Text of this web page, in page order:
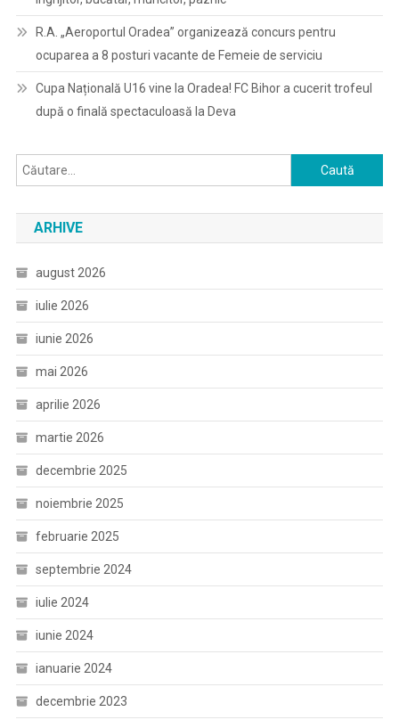
R.A. „Aeroportul Oradea” organizează concurs pentru
ocuparea a 8 posturi vacante de Femeie de serviciu
Cupa Națională U16 vine la Oradea! FC Bihor a cucerit trofeul
după o finală spectaculoasă la Deva
Caută
după:
ARHIVE
august 2026
iulie 2026
iunie 2026
mai 2026
aprilie 2026
martie 2026
decembrie 2025
noiembrie 2025
februarie 2025
septembrie 2024
iulie 2024
iunie 2024
ianuarie 2024
decembrie 2023